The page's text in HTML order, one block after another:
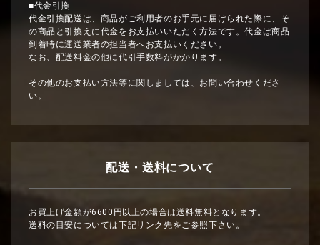
■代金引換
代金引換配送は、商品がご利用者のお手元に届けられた際に、そ
の商品と引換えに代金をお支払いいただく方法です。代金は商品
到着時に運送業者の担当者へお支払いください。
なお、配送料金の他に代引手数料がかかります。
その他のお支払い方法等に関しましては、お問い合わせくださ
い。
配送・送料について
お買上げ金額が6600円以上の場合は送料無料となります。
送料の目安については下記リンク先をご参照下さい。